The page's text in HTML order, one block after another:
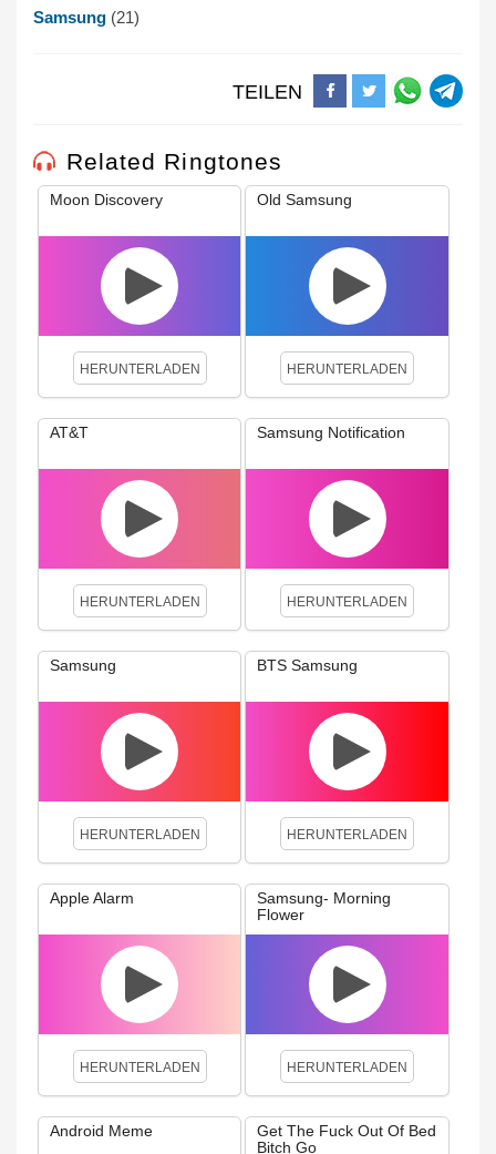
Samsung (21)
TEILEN
Related Ringtones
Moon Discovery
HERUNTERLADEN
Old Samsung
HERUNTERLADEN
AT&T
HERUNTERLADEN
Samsung Notification
HERUNTERLADEN
Samsung
HERUNTERLADEN
BTS Samsung
HERUNTERLADEN
Apple Alarm
HERUNTERLADEN
Samsung- Morning
Flower
HERUNTERLADEN
Android Meme
Get The Fuck Out Of Bed
Bitch Go